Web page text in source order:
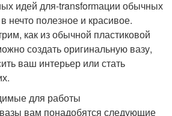
идей для-transformации обычных
нечто полезное и красивое.
как из обычной пластиковой
создать оригинальную вазу,
ваш интерьер или стать
для работы
вам понадобятся следующие